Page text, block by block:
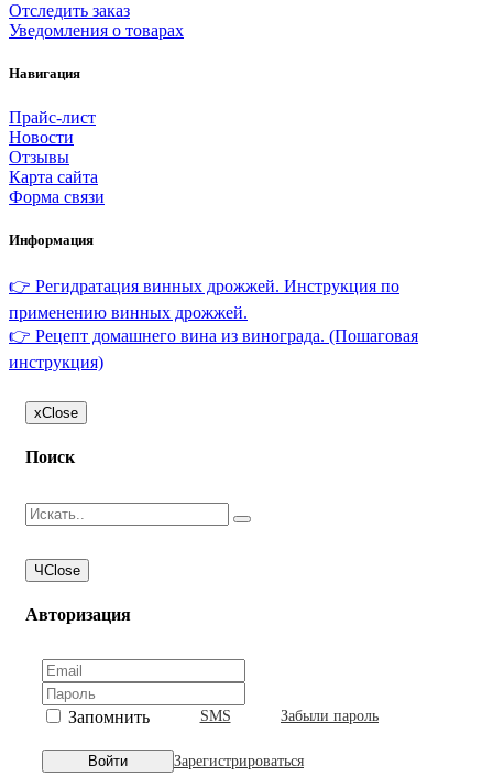
Отследить заказ
Уведомления о товарах
Навигация
Прайс-лист
Новости
Отзывы
Карта сайта
Форма связи
Информация
👉 Регидратация винных дрожжей. Инструкция по
применению винных дрожжей.
👉 Рецепт домашнего вина из винограда. (Пошаговая
инструкция)
xClose
Поиск
ЧClose
Авторизация
Запомнить SMS Забыли пароль
Войти Зарегистрироваться